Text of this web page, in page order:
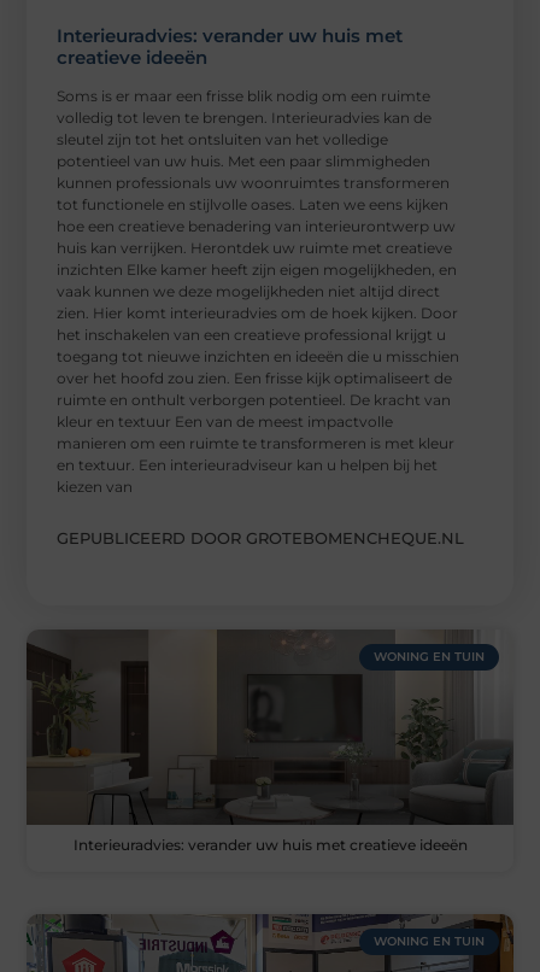
Interieuradvies: verander uw huis met
creatieve ideeën
Soms is er maar een frisse blik nodig om een ruimte
volledig tot leven te brengen. Interieuradvies kan de
sleutel zijn tot het ontsluiten van het volledige
potentieel van uw huis. Met een paar slimmigheden
kunnen professionals uw woonruimtes transformeren
tot functionele en stijlvolle oases. Laten we eens kijken
hoe een creatieve benadering van interieurontwerp uw
huis kan verrijken. Herontdek uw ruimte met creatieve
inzichten Elke kamer heeft zijn eigen mogelijkheden, en
vaak kunnen we deze mogelijkheden niet altijd direct
zien. Hier komt interieuradvies om de hoek kijken. Door
het inschakelen van een creatieve professional krijgt u
toegang tot nieuwe inzichten en ideeën die u misschien
over het hoofd zou zien. Een frisse kijk optimaliseert de
ruimte en onthult verborgen potentieel. De kracht van
kleur en textuur Een van de meest impactvolle
manieren om een ruimte te transformeren is met kleur
en textuur. Een interieuradviseur kan u helpen bij het
kiezen van
GEPUBLICEERD DOOR GROTEBOMENCHEQUE.NL
WONING EN TUIN
Interieuradvies: verander uw huis met creatieve ideeën
WONING EN TUIN